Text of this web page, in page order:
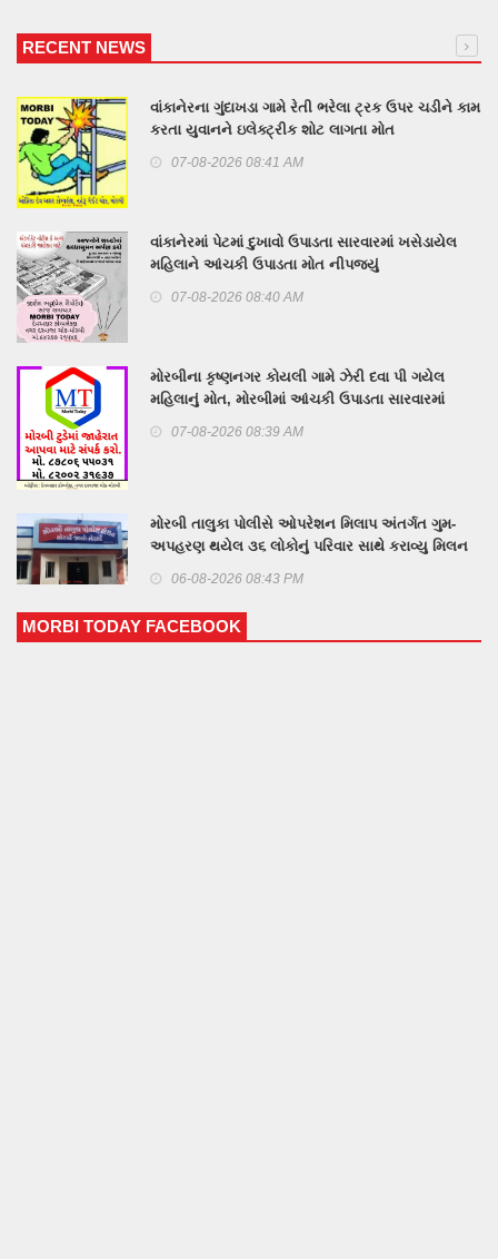
RECENT NEWS
વાંકાનેરના ગુંદાખડા ગામે રેતી ભરેલા ટ્રક ઉપર ચડીને કામ
કરતા યુવાનને ઇલેક્ટ્રીક શોટ લાગતા મોત
07-08-2026 08:41 AM
વાંકાનેરમાં પેટમાં દુખાવો ઉપાડતા સારવારમાં ખસેડાયેલ
મહિલાને આંચકી ઉપાડતા મોત નીપજ્યું
07-08-2026 08:40 AM
મોરબીના કૃષ્ણનગર કોયલી ગામે ઝેરી દવા પી ગયેલ
મહિલાનું મોત, મોરબીમાં આંચકી ઉપાડતા સારવારમાં
07-08-2026 08:39 AM
મોરબી તાલુકા પોલીસે ઓપરેશન મિલાપ અંતર્ગત ગુમ-
અપહરણ થયેલ ૩૬ લોકોનું પરિવાર સાથે કરાવ્યુ મિલન
06-08-2026 08:43 PM
MORBI TODAY FACEBOOK